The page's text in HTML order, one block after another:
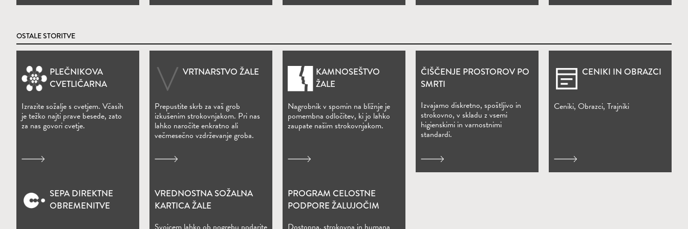
OSTALE STORITVE
PLEČNIKOVA
CVETLIČARNA
Izrazite sožalje s cvetjem. Včasih
je težko najti prave besede, zato
za nas govori cvetje.
(Odpre se v novem oknu) VRTNARSTVO ŽALE
Prepustite skrb za vaš grob
izkušenim strokovnjakom. Pri nas
lahko naročite enkratno ali
večmesečno vzdrževanje groba.
KAMNOSEŠTVO
ŽALE
Nagrobnik v spomin na bližnje je
pomembna odločitev, ki jo lahko
zaupate našim strokovnjakom.
ČIŠČENJE PROSTOROV PO
SMRTI
Izvajamo diskretno, spoštljivo in
strokovno, v skladu z vsemi
higienskimi in varnostnimi
standardi.
CENIKI IN OBRAZCI
Ceniki, Obrazci, Trajniki
SEPA DIREKTNE
OBREMENITVE
(Odpre se v novem oknu)
VREDNOSTNA SOŽALNA
KARTICA ŽALE
(Odpre se v novem oknu)
PROGRAM CELOSTNE
PODPORE ŽALUJOČIM